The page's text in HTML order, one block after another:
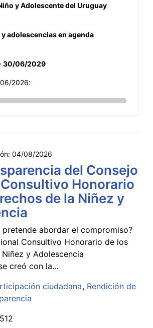
y Adolescente del Uruguay
adolescencias en agenda
30/06/2029
2026:
04/08/2026
del Consejo
Honorario
de la Niñez y
pretende abordar el compromiso?
Consultivo Honorario de los
y Adolescencia
creó con la...
ciudadana Rendición de